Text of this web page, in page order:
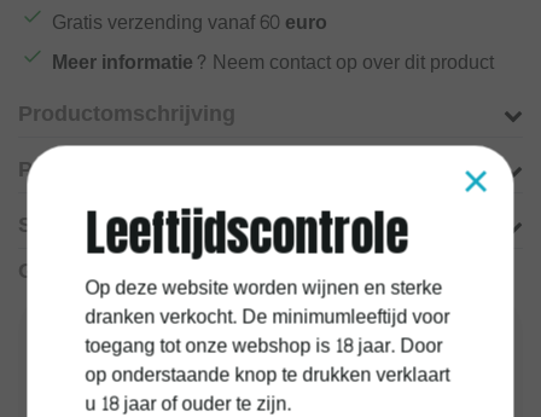
Gratis verzending vanaf60 euro
Meer informatie? Neem contact op over dit product
Productomschrijving
Product informatie
Specificaties
Gerelateerde producten
×
Leeftijdscontrole
Op deze website worden wijnen en sterke
dranken verkocht. De minimumleeftijd voor
toegang tot onze webshop is 18 jaar. Door
op onderstaande knop te drukken verklaart
u 18 jaar of ouder te zijn.